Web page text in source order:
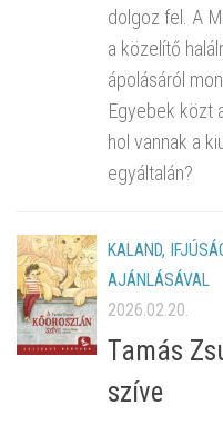
dolgoz fel. A
a közelítő
ápolásáról
Egyebek közt
hol vannak a
egyáltalán?
KALAND,
AJÁNLÁSÁVAL
2026.02.20.
Tamás
szíve